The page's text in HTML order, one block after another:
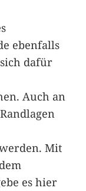
ebenfalls
dafür
Auch an
Mit
es hier